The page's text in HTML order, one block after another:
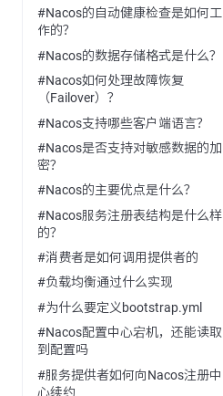
#Nacos的自动健康检查是如何工
作的？
#Nacos的数据存储格式是什么？
#Nacos如何处理故障恢复
（Failover）？
#Nacos支持哪些客户端语言？
#Nacos是否支持对敏感数据的加
密？
#Nacos的主要优点是什么？
#Nacos服务注册表结构是什么样
的？
#消费者是如何调用提供者的
#负载均衡通过什么实现
#为什么要定义bootstrap.yml
#Nacos配置中心宕机，还能读取
到配置吗
#服务提供者如何向Nacos注册中
心续约